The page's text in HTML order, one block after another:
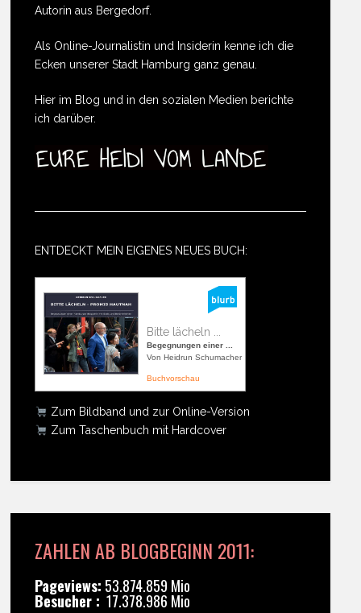
Autorin aus Bergedorf.
Als Online-Journalistin und Insiderin kenne ich die
Ecken unserer Stadt Hamburg ganz genau.
Hier im Blog und in den sozialen Medien berichte
ich darüber.
ENTDECKT MEIN EIGENES NEUES BUCH:
Bitte lächeln ...
Begegnungen einer ...
Von Heidrun Schumacher
Buchvorschau
Zum Bildband und zur Online-Version
Zum Taschenbuch mit Hardcover
ZAHLEN AB BLOGBEGINN 2011:
Pageviews: 53.874.859 Mio
Besucher : 17.378.986 Mio